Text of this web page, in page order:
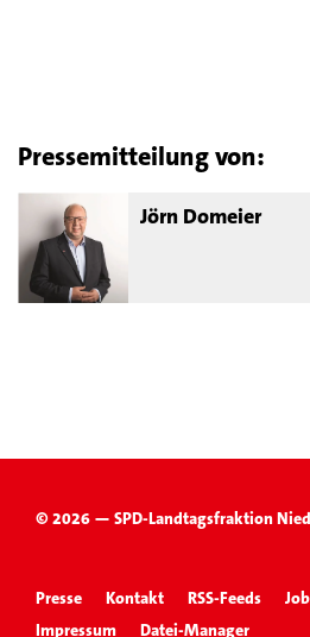
Pressemitteilung von:
Jörn Domeier
© 2026 — SPD-Landtagsfraktion
Presse Kontakt RSS-Feeds
Impressum
Datei-Manager